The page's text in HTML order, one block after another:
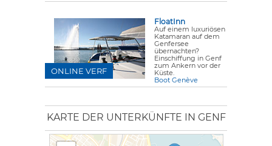
FloatInn
Auf einem luxuriösen
Katamaran auf dem
Genfersee
übernachten?
Einschiffung in Genf
zum Ankern vor der
Küste.
Boot Genève
ONLINE VERF
KARTE DER UNTERKÜNFTE IN GENF